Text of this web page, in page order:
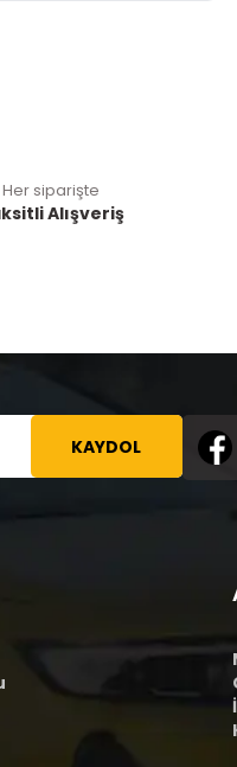
Her siparişte
Alışveriş
KAYDOL